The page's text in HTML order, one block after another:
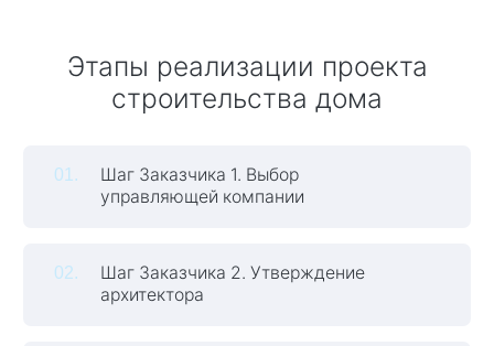
Этапы реализации проекта
строительства дома
Шаг Заказчика 1. Выбор
управляющей компании
Шаг Заказчика 2. Утверждение
архитектора